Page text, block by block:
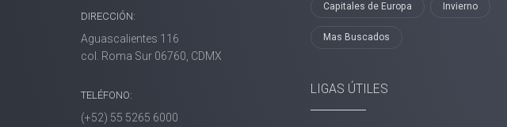
DIRECCIÓN:
Aguascalientes 116
col. Roma Sur 06760, CDMX
TELÉFONO:
(+52) 55 5265 6000
Capitales de Europa Invierno
Mas Buscados
LIGAS ÚTILES